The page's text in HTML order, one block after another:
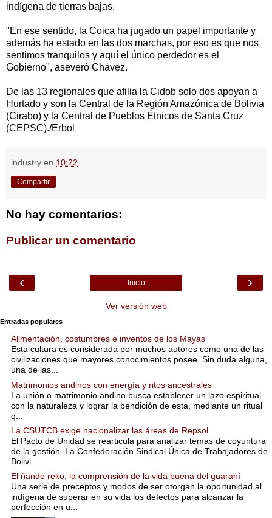
indígena de tierras bajas.
"En ese sentido, la Coica ha jugado un papel importante y
además ha estado en las dos marchas, por eso es que nos
sentimos tranquilos y aquí el único perdedor es el
Gobierno", aseveró Chávez.
De las 13 regionales que afilia la Cidob solo dos apoyan a
Hurtado y son la Central de la Región Amazónica de Bolivia
(Cirabo) y la Central de Pueblos Étnicos de Santa Cruz
(CEPSC)./Erbol
industry en 10:22
Compartir
No hay comentarios:
Publicar un comentario
‹ ›
Inicio
Ver versión web
Entradas populares
Alimentación, costumbres e inventos de los Mayas
Esta cultura es considerada por muchos autores como una de las
civilizaciones que mayores conocimientos posee. Sin duda alguna,
una de las...
Matrimonios andinos con energía y ritos ancestrales
La unión o matrimonio andino busca establecer un lazo espiritual
con la naturaleza y lograr la bendición de esta, mediante un ritual
q...
La CSUTCB exige nacionalizar las áreas de Repsol
El Pacto de Unidad se rearticula para analizar temas de coyuntura
de la gestión. La Confederación Sindical Única de Trabajadores de
Bolivi...
El ñande reko, la comprensión de la vida buena del guaraní
Una serie de preceptos y modos de ser otorgan la oportunidad al
indígena de superar en su vida los defectos para alcanzar la
perfección en u...